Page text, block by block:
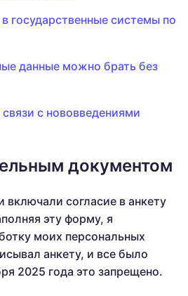
государственные системы по
данные можно брать без
с нововведениями
документом
включали согласие в анкету
эту форму, я
моих персональных
анкету, и все было
2025 года это запрещено.